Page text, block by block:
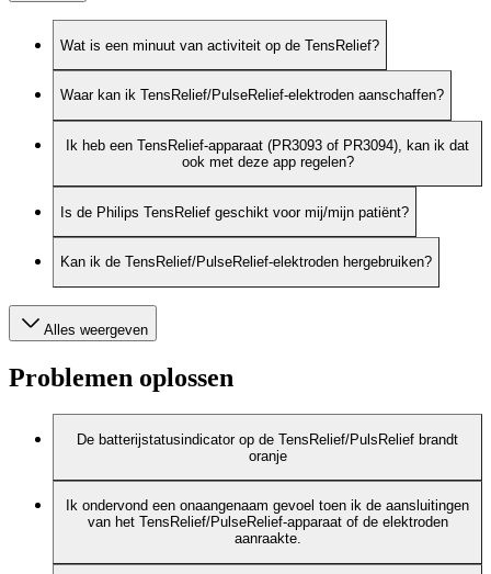
Wat is een minuut van activiteit op de TensRelief?
Waar kan ik TensRelief/PulseRelief-elektroden aanschaffen?
Ik heb een TensRelief-apparaat (PR3093 of PR3094), kan ik dat
ook met deze app regelen?
Is de Philips TensRelief geschikt voor mij/mijn patiënt?
Kan ik de TensRelief/PulseRelief-elektroden hergebruiken?
Alles weergeven
Problemen oplossen
De batterijstatusindicator op de TensRelief/PulsRelief brandt
oranje
Ik ondervond een onaangenaam gevoel toen ik de aansluitingen
van het TensRelief/PulseRelief-apparaat of de elektroden
aanraakte.